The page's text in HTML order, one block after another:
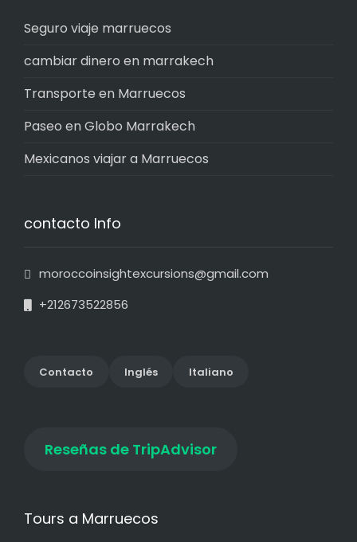
Seguro viaje marruecos
cambiar dinero en marrakech
Transporte en Marruecos
Paseo en Globo Marrakech
Mexicanos viajar a Marruecos
contacto Info
moroccoinsightexcursions@gmail.com
+212673522856
Contacto Inglés Italiano
Reseñas de TripAdvisor
Tours a Marruecos